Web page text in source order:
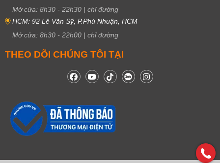
Mở cửa: 8h30 - 22h30 | chỉ đường
HCM: 92 Lê Văn Sỹ, P.Phú Nhuận, HCM
Mở cửa: 8h30 - 22h00 | chỉ đường
THEO DÕI CHÚNG TÔI TẠI